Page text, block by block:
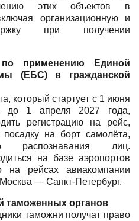
этих объектов в
организационную и
при получении
по применению Единой
(ЕБС) в гражданской
который стартует с 1 июня
до 1 апреля 2027 года,
регистрацию на рейс,
посадку на борт самолёта,
распознавания лиц.
на базе аэропортов
на рейсах авиакомпании
— Санкт-Петербург.
таможенных органов
таможни получат право